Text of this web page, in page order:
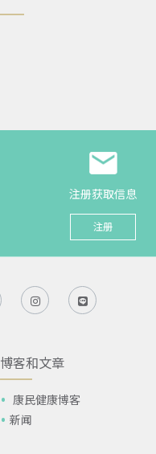
注册获取信息
注册
博客和文章
康民健康博客
新闻